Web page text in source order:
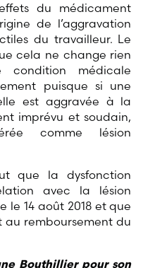
du médicament
de l’aggravation
du travailleur. Le
cela ne change rien
médicale
puisque si une
est aggravée à la
imprévu et soudain,
comme lésion
que la dysfonction
avec la lésion
le 14 août 2018 et que
remboursement du
Bouthillier pour son